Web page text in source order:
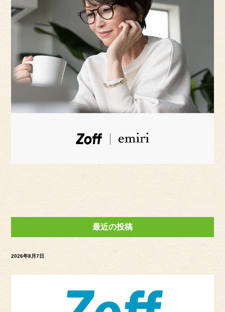
最近の投稿
2026年8月7日